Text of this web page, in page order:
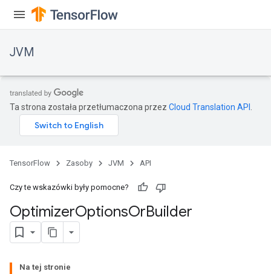
JVM
Ta strona została przetłumaczona przez Cloud Translation API
TensorFlow Zasoby JVM API
Czy te wskazówki były pomocne?
OptimizerOptionsOrBuilder
Na tej stronie